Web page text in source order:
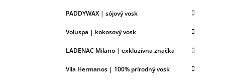
PADDYWAX | sójový vosk
Voluspa | kokosový vosk
LADENAC Milano | exkluzívna značka
Vila Hermanos | 100% prírodný vosk